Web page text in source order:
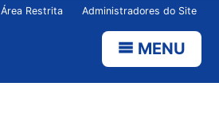
Área Restrita Administradores do Site
MENU